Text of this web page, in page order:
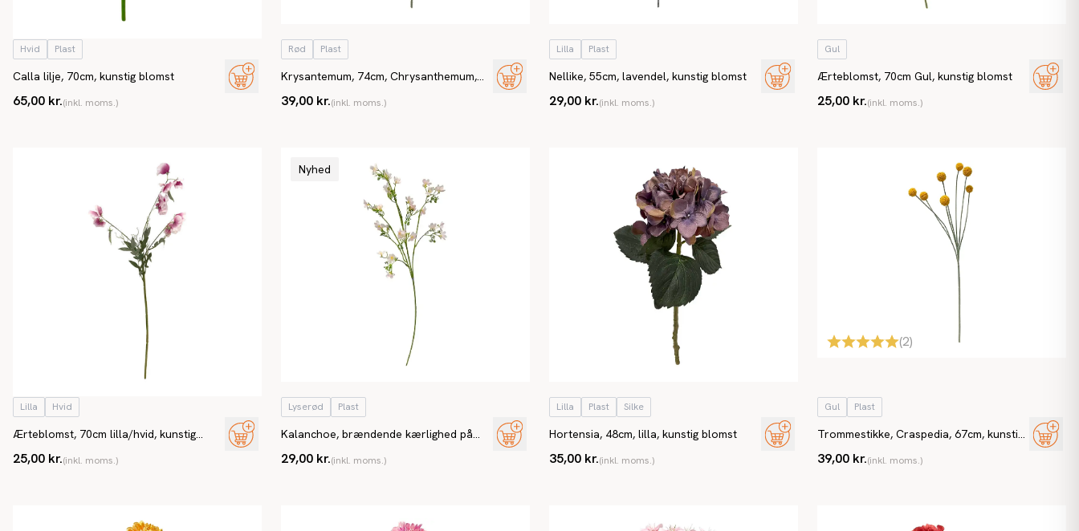
Hvid Plast
Calla lilje, 70cm, kunstig blomst
65,00 kr.(inkl. moms.)
Rød Plast
Krysantemum, 74cm, Chrysanthemum,
39,00 kr.(inkl. moms.)
Lilla Plast
Nellike, 55cm, lavendel, kunstig blomst
29,00 kr.(inkl. moms.)
Gul
Ærteblomst, 70cm Gul, kunstig blomst
25,00 kr.(inkl. moms.)
Lilla Hvid
Ærteblomst, 70cm lilla/hvid, kunstig
25,00 kr.(inkl. moms.)
Nyhed
Lyserød Plast
Kalanchoe, brændende kærlighed på
29,00 kr.(inkl. moms.)
Lilla Plast Silke
Hortensia, 48cm, lilla, kunstig blomst
35,00 kr.(inkl. moms.)
(2)
Gul Plast
Trommestikke, Craspedia, 67cm, kunstig
39,00 kr.(inkl. moms.)